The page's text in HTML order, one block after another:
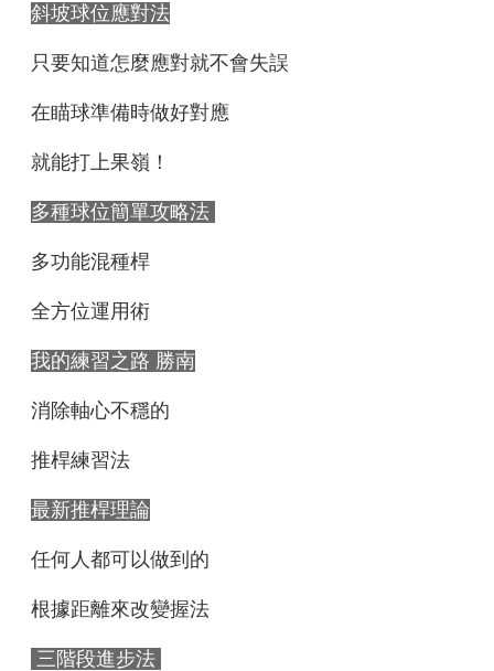
斜坡球位應對法
只要知道怎麼應對就不會失誤
在瞄球準備時做好對應
就能打上果嶺！
多種球位簡單攻略法
多功能混種桿
全方位運用術
我的練習之路 勝南
消除軸心不穩的
推桿練習法
最新推桿理論
任何人都可以做到的
根據距離來改變握法
三階段進步法